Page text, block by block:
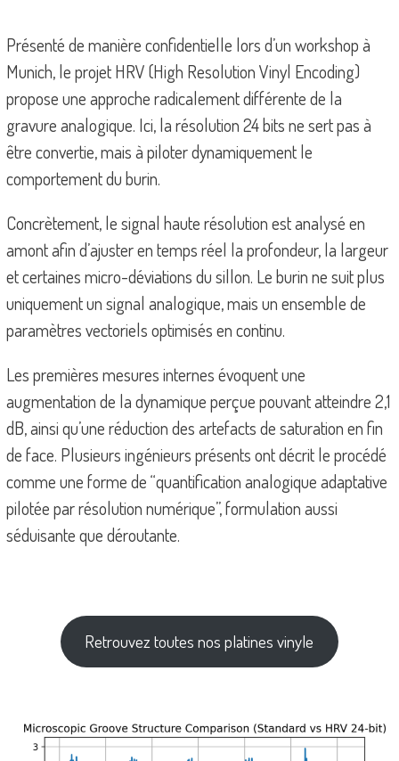
Présenté de manière confidentielle lors d’un workshop à
Munich, le projet HRV (High Resolution Vinyl Encoding)
propose une approche radicalement différente de la
gravure analogique. Ici, la résolution 24 bits ne sert pas à
être convertie, mais à piloter dynamiquement le
comportement du burin.
Concrètement, le signal haute résolution est analysé en
amont afin d’ajuster en temps réel la profondeur, la largeur
et certaines micro-déviations du sillon. Le burin ne suit plus
uniquement un signal analogique, mais un ensemble de
paramètres vectoriels optimisés en continu.
Les premières mesures internes évoquent une
augmentation de la dynamique perçue pouvant atteindre 2,1
dB, ainsi qu’une réduction des artefacts de saturation en fin
de face. Plusieurs ingénieurs présents ont décrit le procédé
comme une forme de “quantification analogique adaptative
pilotée par résolution numérique”, formulation aussi
séduisante que déroutante.
Retrouvez toutes nos platines vinyle